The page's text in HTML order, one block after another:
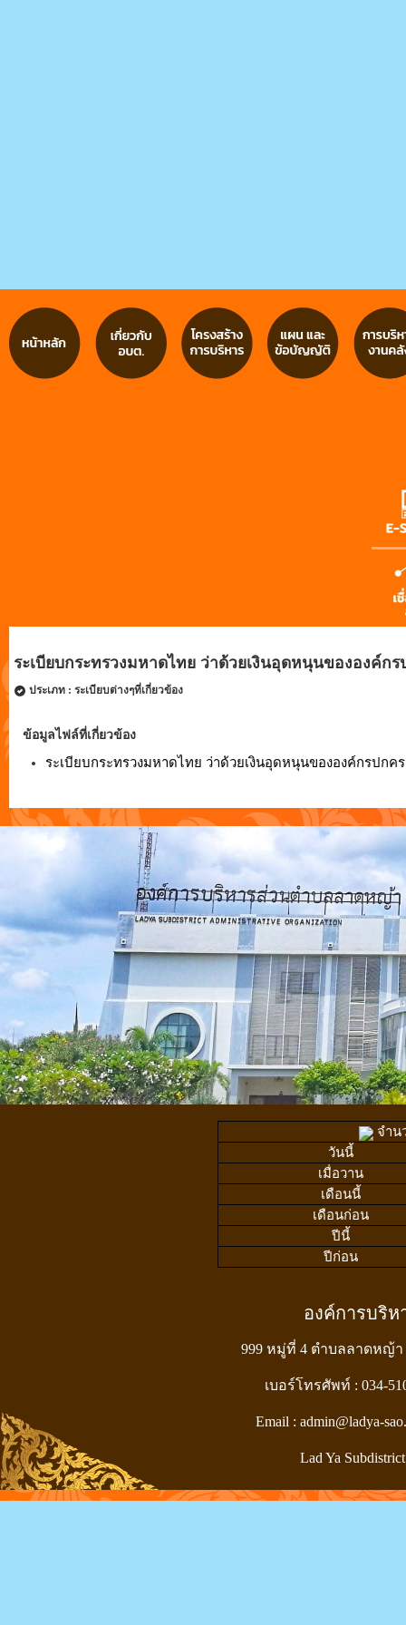
ระเบียบกระทรวงมหาดไทย ว่าด้วยเงินอุดหนุนขององค์ก
ประเภท : ระเบียบต่างๆที่เกี่ยวข้อง
ข้อมูลไฟล์ที่เกี่ยวข้อง
ระเบียบกระทรวงมหาดไทย ว่าด้วยเงินอุดหนุนขององค์กรปกค
จำน
วันนี้
เมื่อวาน
เดือนนี้
เดือนก่อน
ปีนี้
ปีก่อน
องค์การบริ
999 หมู่ที่ 4 ตำบลลาดหญ้า
เบอร์โทรศัพท์ : 034-
Email : admin@ladya-
Lad Ya